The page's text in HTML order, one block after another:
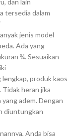
dan lain
tersedia dalam
jenis model
Ada yang
¾. Sesuaikan
lengkap, produk kaos
heran jika
adem. Dengan
diuntungkan
Anda bisa